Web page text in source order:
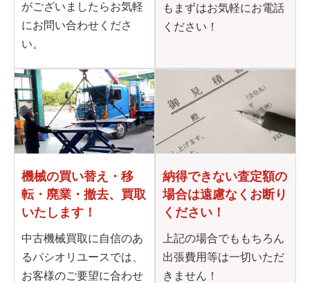
がございましたらお気軽
にお問い合わせくださ
い。
もまずはお気軽にお電話
ください！
機械の買い替え・移
転・ 廃業・撤去、買取
いたします！
中古機械買取に自信のあ
るパシオリユースでは、
お客様のご要望に合わせ
納得できない査定額の
場合は遠慮なくお断り
ください！
上記の場合でももちろん
出張費用等は一切いただ
きません！